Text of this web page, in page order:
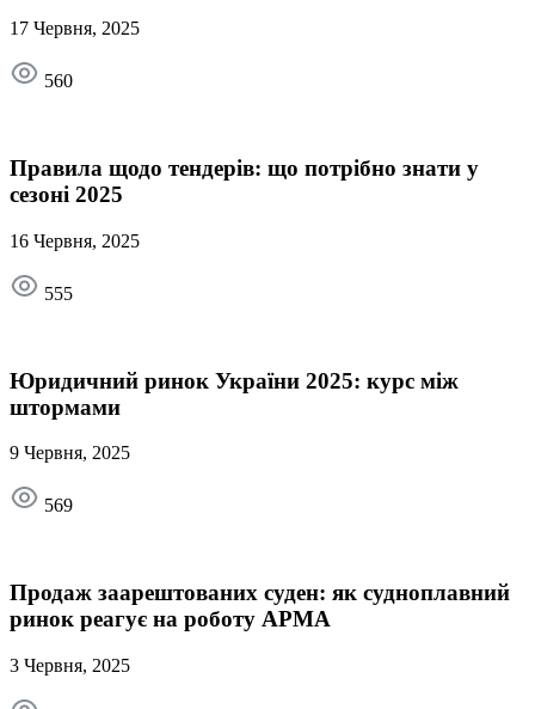
17 Червня, 2025
560
Правила щодо тендерів: що потрібно знати у
сезоні 2025
16 Червня, 2025
555
Юридичний ринок України 2025: курс між
штормами
9 Червня, 2025
569
Продаж заарештованих суден: як судноплавний
ринок реагує на роботу АРМА
3 Червня, 2025